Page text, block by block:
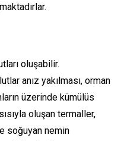
oluşabilir.
anız yakılması, orman
üzerinde kümülüs
oluşan termaller,
soğuyan nemin